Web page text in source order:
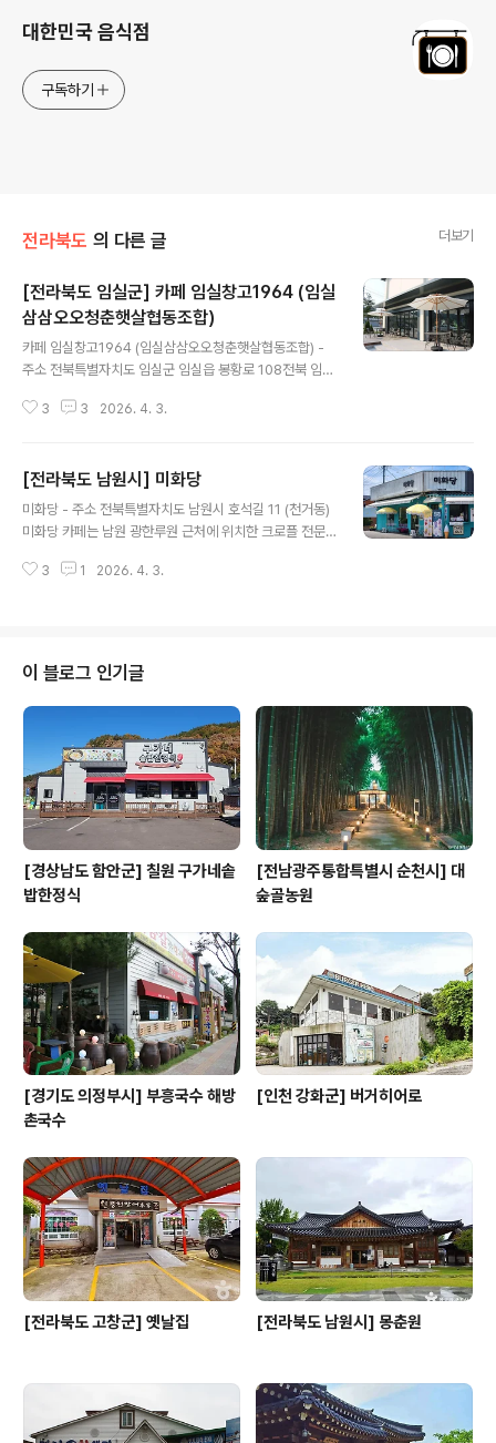
대한민국 음식점
구독하기
전라북도 의 다른 글 더보기
[전라북도 임실군] 카페 임실창고1964 (임실
삼삼오오청춘햇살협동조합)
카페 임실창고1964 (임실삼삼오오청춘햇살협동조합) -
주소 전북특별자치도 임실군 임실읍 봉황로 108전북 임실
공간을 리모델링하여 베이커리형 카페 공간으로 활용하였
을 임실창고 1964라고 지었다. 쌀 창고의 본래 모습을 그
대로 살려, 옛 창고의 모습을 볼 수 있으며, 임실 특산품을
활용한 다양한 카페 메뉴를 판매하고 있다. 지정환 신부님
서 생산되는 고다치즈를 듬뿍 넣은 임실고다치즈커피가 시
3 3 2026. 4. 3.
[전라북도 남원시] 미화당
미화당 - 주소 전북특별자치도 남원시 호석길 11 (천거동)
미화당 카페는 남원 광한루원 근처에 위치한 크로플 전문
크로플은 바삭하면서도 쫀득한 맛을 자랑한다. 다양한 종
철 재료를 사용한 시즌 메뉴를 맛볼 수 있어 남원 딸기주스,
미화당 팥빙수가 큰 인기를 끌었다. 커피 및 음료 종류도 아
인슈페너에서 스무디까지 다양하다. 남녀노소 즐길 수 있
는 메뉴가 많아 가족단위 손님이 많다. 유러피안 인테리어
에 사진 찍기 좋고 월광 포차, 춘향제 등 남원의 주요 행사
가 열리는 곳에 위치해 테라스 자..
3 1 2026. 4. 3.
이 블로그 인기글
[경상남도 함안군] 칠원 구가네솥
밥한정식
[전남광주통합특별시 순천시] 대
숲골농원
[경기도 의정부시] 부흥국수 해방
촌국수
[인천 강화군] 버거히어로
[전라북도 고창군] 옛날집 [전라북도 남원시] 몽춘원